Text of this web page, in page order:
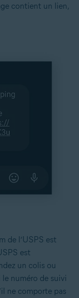
contient un lien,
de l’USPS est
est
un colis ou
le numéro de suivi
ne comporte pas